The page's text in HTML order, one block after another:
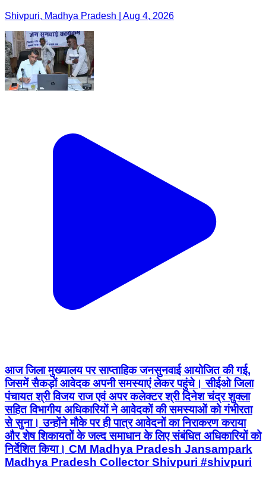
Shivpuri, Madhya Pradesh | Aug 4, 2026
आज जिला मुख्यालय पर साप्ताहिक जनसुनवाई आयोजित की गई,
जिसमें सैकड़ों आवेदक अपनी समस्याएं लेकर पहुंचे। सीईओ जिला
पंचायत श्री विजय राज एवं अपर कलेक्टर श्री दिनेश चंद्र शुक्ला
सहित विभागीय अधिकारियों ने आवेदकों की समस्याओं को गंभीरता
से सुना। उन्होंने मौके पर ही पात्र आवेदनों का निराकरण कराया
और शेष शिकायतों के जल्द समाधान के लिए संबंधित अधिकारियों को
निर्देशित किया। CM Madhya Pradesh Jansampark
Madhya Pradesh Collector Shivpuri #shivpuri